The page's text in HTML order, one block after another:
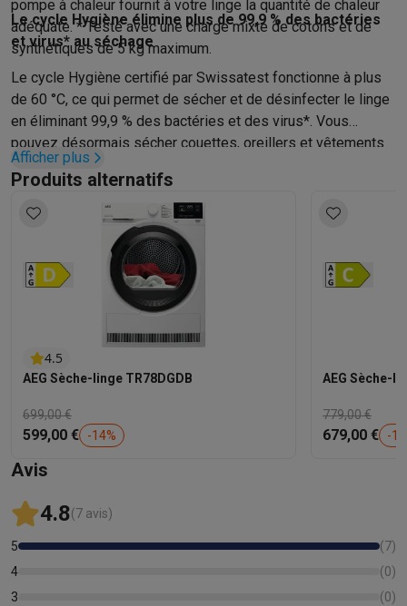
pompe à chaleur fournit à votre linge la quantité de chaleur
adéquate. * Testé avec une charge mixte de cotons et de
synthétiques de 5 kg maximum.
Le cycle Hygiène élimine plus de 99,9 % des bactéries
et virus* au séchage
Le cycle Hygiène certifié par Swissatest fonctionne à plus
de 60 °C, ce qui permet de sécher et de désinfecter le linge
en éliminant 99,9 % des bactéries et des virus*. Vous
pouvez désormais sécher couettes, oreillers et vêtements
en toute confiance. *Testé pour le candida albicans, le
bactériophage MS2 et l’Escherichia coli dans un test externe
effectué par Swissatest Testmaterialien AG en 2021
(Rapport de test n° 20212038).
Afficher plus
Produits alternatifs
4.5
AEG Sèche-linge TR78DGDB
699,00 €
599,00 € -14%
AEG Sèche-
779,00 €
679,00 € -13
Avis
4.8(7 avis)
5 (7)
4
(0)
3
(0)